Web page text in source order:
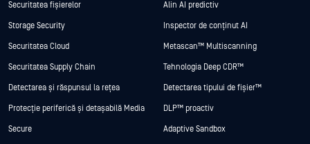
Securitatea fișierelor
Storage Security
Securitatea Cloud
Securitatea Supply Chain
Detectarea și răspunsul la rețea
Protecție periferică și detașabilă Media
Secure
Alin AI predictiv
Inspector de conținut AI
Metascan™ Multiscanning
Tehnologia Deep CDR™
Detectarea tipului de fișier™
DLP™ proactiv
Adaptive Sandbox